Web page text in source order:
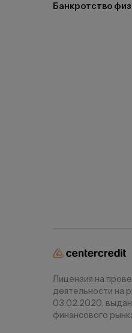
Банкротство
Лицензия на
деятельности на
03.02.2020,
финансового